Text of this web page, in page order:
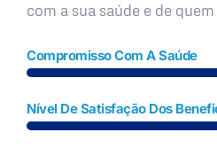
com a sua saúde e de
Compromisso Com A Saúde
Nível De Satisfação Dos